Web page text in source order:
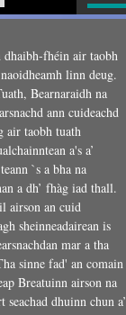
dhaibh-fhéin air taobh
linn deug.
Bearnaraidh na
ann cuideachd
air taobh tuath
a's a’
`s a bha na
a dh’ fhàg iad thall.
airson an cuid
sheinneadairean is
mar a tha
sinne fad' an comain
Breatuinn airson na
dhuinn chun a’